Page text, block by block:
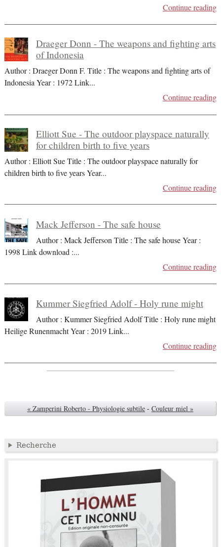
Continue reading
Draeger Donn - The weapons and fighting arts
of Indonesia
Author : Draeger Donn F. Title : The weapons and fighting arts of
Indonesia Year : 1972 Link...
Continue reading
Elliott Sue - The outdoor playspace naturally
for children birth to five years
Author : Elliott Sue Title : The outdoor playspace naturally for
children birth to five years Year...
Continue reading
Mack Jefferson - The safe house
Author : Mack Jefferson Title : The safe house Year :
1998 Link download :...
Continue reading
Kummer Siegfried Adolf - Holy rune might
Author : Kummer Siegfried Adolf Title : Holy rune might
Heilige Runenmacht Year : 2019 Link...
Continue reading
« Zamperini Roberto - Physiologie subtile - Couleur miel »
Recherche